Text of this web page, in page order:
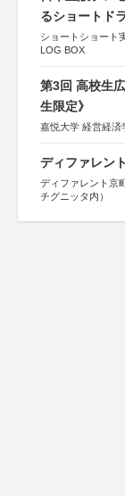
関西文化学術
東京難病団体
るショートド
ショートショート
LOG BOX
第3回 高校生
生限定》
嘉悦大学 経営経済
ディファレン
ディファレント京
チグニッタ内）